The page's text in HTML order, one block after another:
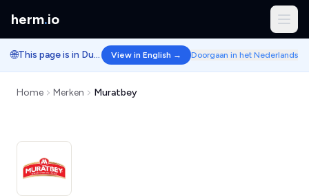
herm.io
🌐 This page is in Dutch. View in English → Doorgaan in het Nederlands
Home Merken Muratbey